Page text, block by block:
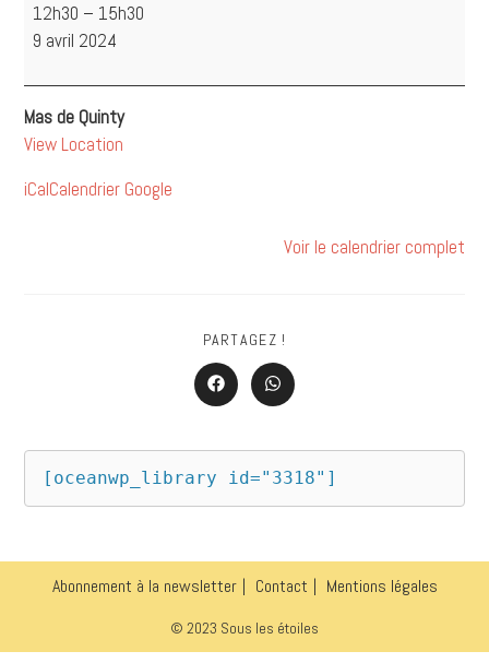
12h30 – 15h30
9 avril 2024
Mas de Quinty
View Location
iCalCalendrier Google
Voir le calendrier complet
PARTAGEZ !
[oceanwp_library id="3318"]
Abonnement à la newsletter Contact Mentions légales
© 2023 Sous les étoiles